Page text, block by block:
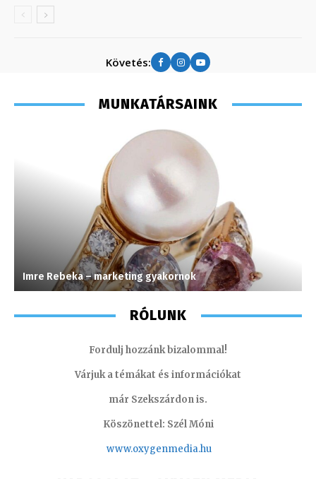
Követés:
MUNKATÁRSAINK
Imre Rebeka – marketing gyakornok
RÓLUNK
Fordulj hozzánk bizalommal!
Várjuk a témákat és információkat
már Szekszárdon is.
Köszönettel: Szél Móni
www.oxygenmedia.hu